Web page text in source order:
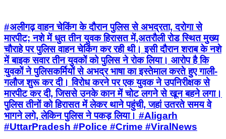
#अलीगढ़ वाहन चेकिंग के दौरान पुलिस से अभद्रता, दरोगा से
मारपीट; नशे में धुत तीन युवक हिरासत में,अतरौली रोड स्थित मुख्य
चौराहे पर पुलिस वाहन चेकिंग कर रही थी। इसी दौरान शराब के नशे
में बाइक सवार तीन युवकों को पुलिस ने रोक लिया। आरोप है कि
युवकों ने पुलिसकर्मियों से अभद्र भाषा का इस्तेमाल करते हुए गाली-
गलौज शुरू कर दी। विरोध करने पर एक युवक ने उपनिरीक्षक से
मारपीट कर दी, जिससे उनके कान में चोट लगने से खून बहने लगा।
पुलिस तीनों को हिरासत में लेकर थाने पहुंची, जहां उतरते समय वे
भागने लगे, लेकिन पुलिस ने पकड़ लिया। #Aligarh
#UttarPradesh #Police #Crime #ViralNews